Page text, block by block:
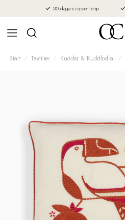
30 dagars öppet köp
Start Textilier Kuddar & Kuddfodral